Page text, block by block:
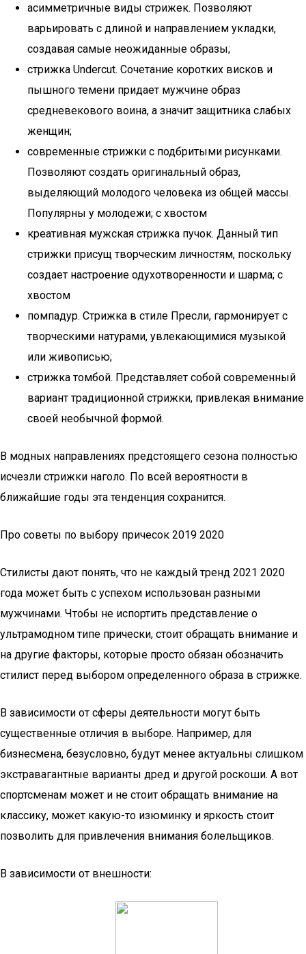
асимметричные виды стрижек. Позволяют
варьировать с длиной и направлением укладки,
создавая самые неожиданные образы;
стрижка Undercut. Сочетание коротких висков и
пышного темени придает мужчине образ
средневекового воина, а значит защитника слабых
женщин;
современные стрижки с подбритыми рисунками.
Позволяют создать оригинальный образ,
выделяющий молодого человека из общей массы.
Популярны у молодежи; с хвостом
креативная мужская стрижка пучок. Данный тип
стрижки присущ творческим личностям, поскольку
создает настроение одухотворенности и шарма; с
хвостом
помпадур. Стрижка в стиле Пресли, гармонирует с
творческими натурами, увлекающимися музыкой
или живописью;
стрижка томбой. Представляет собой современный
вариант традиционной стрижки, привлекая внимание
своей необычной формой.
В модных направлениях предстоящего сезона полностью
исчезли стрижки наголо. По всей вероятности в
ближайшие годы эта тенденция сохранится.
Про советы по выбору причесок 2019 2020
Стилисты дают понять, что не каждый тренд 2021 2020
года может быть с успехом использован разными
мужчинами. Чтобы не испортить представление о
ультрамодном типе прически, стоит обращать внимание и
на другие факторы, которые просто обязан обозначить
стилист перед выбором определенного образа в стрижке.
В зависимости от сферы деятельности могут быть
существенные отличия в выборе. Например, для
бизнесмена, безусловно, будут менее актуальны слишком
экстравагантные варианты дред и другой роскоши. А вот
спортсменам может и не стоит обращать внимание на
классику, может какую-то изюминку и яркость стоит
позволить для привлечения внимания болельщиков.
В зависимости от внешности: